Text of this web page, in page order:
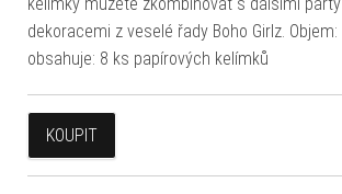
dekoracemi z veselé řady Boho Girlz.
obsahuje: 8 ks papírových kelímků
KOUPIT